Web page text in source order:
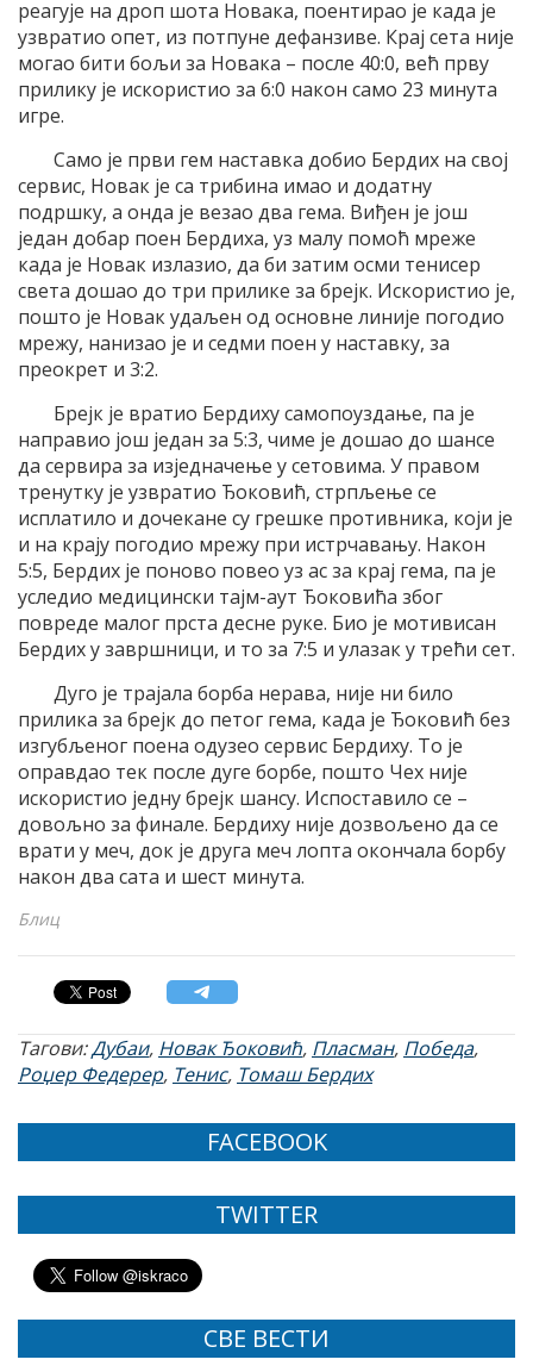
реагује на дроп шота Новака, поентирао је када је
узвратио опет, из потпуне дефанзиве. Крај сета није
могао бити бољи за Новака – после 40:0, већ прву
прилику је искористио за 6:0 након само 23 минута
игре.
Само је први гем наставка добио Бердих на свој
сервис, Новак је са трибина имао и додатну
подршку, а онда је везао два гема. Виђен је још
један добар поен Бердиха, уз малу помоћ мреже
када је Новак излазио, да би затим осми тенисер
света дошао до три прилике за брејк. Искористио је,
пошто је Новак удаљен од основне линије погодио
мрежу, нанизао је и седми поен у наставку, за
преокрет и 3:2.
Брејк је вратио Бердиху самопоуздање, па је
направио још један за 5:3, чиме је дошао до шансе
да сервира за изједначење у сетовима. У правом
тренутку је узвратио Ђоковић, стрпљење се
исплатило и дочекане су грешке противника, који је
и на крају погодио мрежу при истрчавању. Након
5:5, Бердих је поново повео уз ас за крај гема, па је
уследио медицински тајм-аут Ђоковића због
повреде малог прста десне руке. Био је мотивисан
Бердих у завршници, и то за 7:5 и улазак у трећи сет.
Дуго је трајала борба нерава, није ни било
прилика за брејк до петог гема, када је Ђоковић без
изгубљеног поена одузео сервис Бердиху. То је
оправдао тек после дуге борбе, пошто Чех није
искористио једну брејк шансу. Испоставило се –
довољно за финале. Бердиху није дозвољено да се
врати у меч, док је друга меч лопта окончала борбу
након два сата и шест минута.
Блиц
Тагови:Дубаи, Новак Ђоковић, Пласман, Победа,
Роџер Федерер, Тенис, Томаш Бердих
FACEBOOK
TWITTER
СВЕ ВЕСТИ